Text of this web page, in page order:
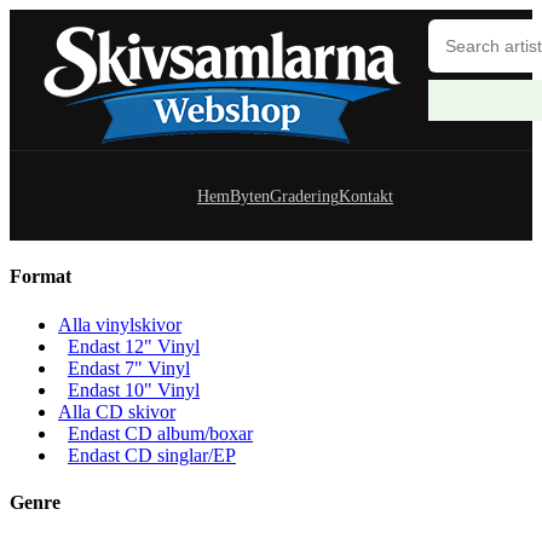
HemBytenGraderingKontakt
Format
Alla vinylskivor
Endast 12" Vinyl
Endast 7" Vinyl
Endast 10" Vinyl
Alla CD skivor
Endast CD album/boxar
Endast CD singlar/EP
Genre